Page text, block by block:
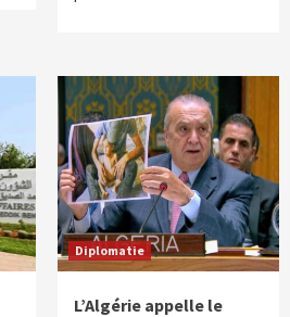
Diplomatie
L’Algérie appelle le